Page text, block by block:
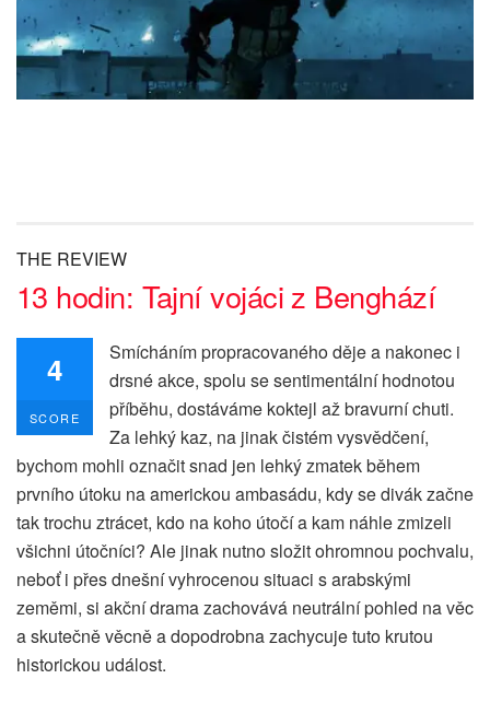
THE REVIEW
13 hodin: Tajní vojáci z Benghází
4
SCORE
Smícháním propracovaného děje a nakonec i
drsné akce, spolu se sentimentální hodnotou
příběhu, dostáváme koktejl až bravurní chuti.
Za lehký kaz, na jinak čistém vysvědčení,
bychom mohli označit snad jen lehký zmatek během
prvního útoku na americkou ambasádu, kdy se divák začne
tak trochu ztrácet, kdo na koho útočí a kam náhle zmizeli
všichni útočníci? Ale jinak nutno složit ohromnou pochvalu,
neboť i přes dnešní vyhrocenou situaci s arabskými
zeměmi, si akční drama zachovává neutrální pohled na věc
a skutečně věcně a dopodrobna zachycuje tuto krutou
historickou událost.